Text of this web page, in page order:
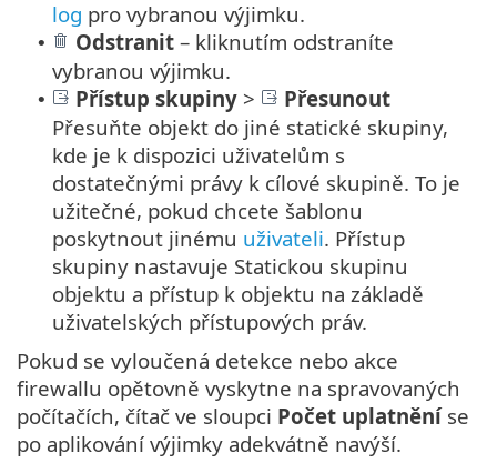
log pro vybranou výjimku.
• Odstranit – kliknutím odstraníte
vybranou výjimku.
• Přístup skupiny >
Přesunout
Přesuňte objekt do jiné statické skupiny,
kde je k dispozici uživatelům s
dostatečnými právy k cílové skupině. To je
užitečné, pokud chcete šablonu
poskytnout jinému uživateli. Přístup
skupiny nastavuje Statickou skupinu
objektu a přístup k objektu na základě
uživatelských přístupových práv.
Pokud se vyloučená detekce nebo akce
firewallu opětovně vyskytne na spravovaných
počítačích, čítač ve sloupci Počet uplatněníse
po aplikování výjimky adekvátně navýší.